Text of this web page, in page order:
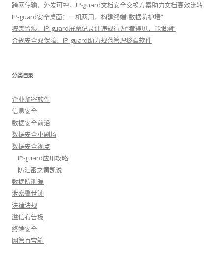
跨网传输、外发可控，IP-guard文档安全交换方案助力文档高效流转
IP-guard安全桌面：一机两用，构建终端“数据防护墙”
按需留痕，IP-guard屏幕记录让违规行为“看得见，能追溯”
合规安全双保障，IP-guard助力规范管理终端软件
分类目录
企业加密软件
信息安全
数据安全前沿
数据安全小剧场
数据安全视点
IP-guard应用攻略
防泄密之黄凯说
数据防泄漏
泄密警世钟
法律法规
溢信布告板
终端安全
网管百宝箱